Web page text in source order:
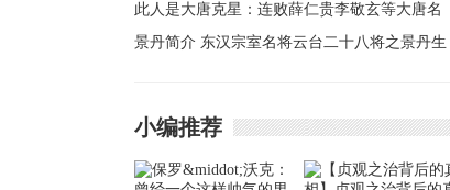
下
此人是大唐克星：连败薛仁贵李敬玄等大唐名
将
景丹简介 东汉宗室名将云台二十八将之景丹生
小编推荐